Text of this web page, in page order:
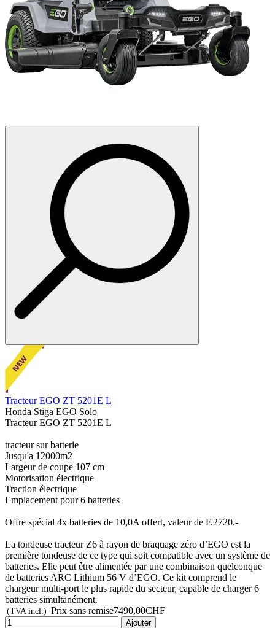
Tracteur EGO ZT 5201E L
Honda Stiga EGO Solo
Tracteur EGO ZT 5201E L
tracteur sur batterie
Jusqu'a 12000m2
Largeur de coupe 107 cm
Motorisation électrique
Traction électrique
Emplacement pour 6 batteries
Offre spécial 4x batteries de 10,0A offert, valeur de F.2720.-
La tondeuse tracteur Z6 à rayon de braquage zéro d’EGO est la
première tondeuse de ce type qui soit compatible avec un système de
batteries. Elle peut être alimentée par une combinaison quelconque
de batteries ARC Lithium 56 V d’EGO. Ce kit comprend le
chargeur multi-port le plus rapide du secteur, capable de charger 6
batteries simultanément.
(TVA incl.) Prix sans remise7490,00CHF
Ajouter